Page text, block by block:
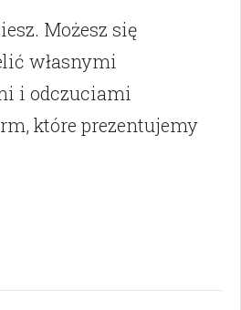
Możesz się
własnymi
i odczuciami
które prezentujemy